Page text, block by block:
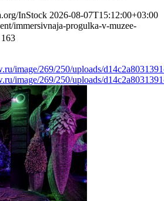
InStock 2026-08-07T15:12:00+03:00
immersivnaja-progulka-v-muzee-
163
image/269/250/uploads/
image/269/250/uploads/